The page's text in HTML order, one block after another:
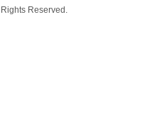
Reserved.